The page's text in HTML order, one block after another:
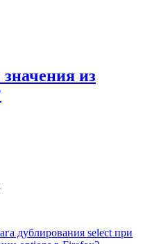
из
дублирования select при